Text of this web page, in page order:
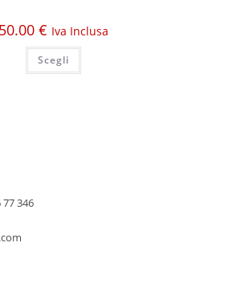
50.00 € Iva Inclusa
Scegli
346